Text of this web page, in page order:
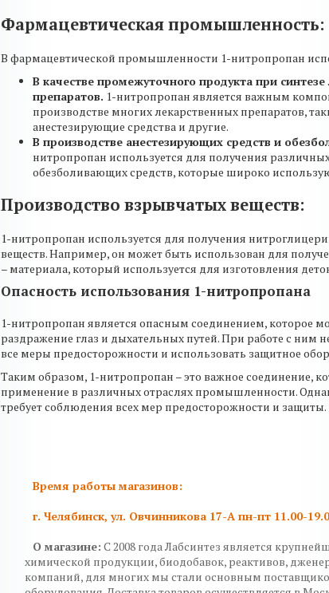
Фармацевтическая промышленность:
В фармацевтической промышленности 1-нитропропан
В качестве промежуточного продукта при синтезе
препаратов. 1-нитропропан является важным
производстве многих лекарственных препаратов,
анестезирующие средства и другие.
В производстве анестезирующих средств и
нитропропан используется для получения
обезболивающих средств, которые широко
Производство взрывчатых веществ:
1-нитропропан используется для получения
веществ. Например, он может быть использован для
– материала, который используется для изготовления
Опасность использования 1-нитропропана
1-нитропропан является опасным соединением, которое
раздражение глаз и дыхательных путей. При работе с ним
все меры предосторожности и использовать защитное
Таким образом, 1-нитропропан – это важное соединение,
применение в различных отраслях промышленности.
требует соблюдения всех мер предосторожности и защиты.
Время работы магазинов:
г. Челябинск, ул. Овчинникова 17-А пн-пт 11.00-
О магазине: C 2008 года Лабсинтез является
химической продукции, биодобавок, реактивов,
компаний, для многих мы стали основным